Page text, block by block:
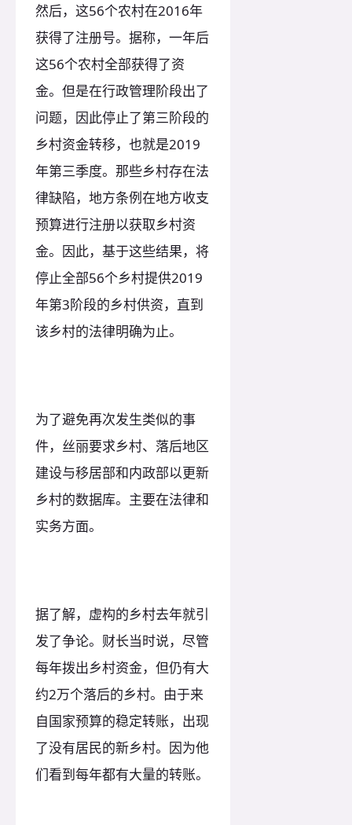
然后，这56个农村在2016年
获得了注册号。据称，一年后
这56个农村全部获得了资
金。但是在行政管理阶段出了
问题，因此停止了第三阶段的
乡村资金转移，也就是2019
年第三季度。那些乡村存在法
律缺陷，地方条例在地方收支
预算进行注册以获取乡村资
金。因此，基于这些结果，将
停止全部56个乡村提供2019
年第3阶段的乡村供资，直到
该乡村的法律明确为止。
为了避免再次发生类似的事
件，丝丽要求乡村、落后地区
建设与移居部和内政部以更新
乡村的数据库。主要在法律和
实务方面。
据了解，虚构的乡村去年就引
发了争论。财长当时说，尽管
每年拨出乡村资金，但仍有大
约2万个落后的乡村。由于来
自国家预算的稳定转账，出现
了没有居民的新乡村。因为他
们看到每年都有大量的转账。